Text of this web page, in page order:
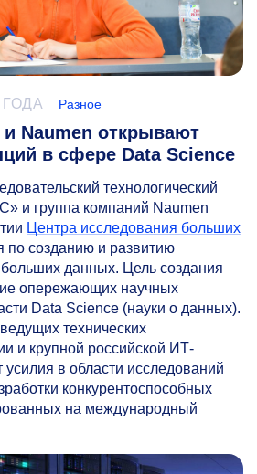
ГОДА Разное
Naumen открывают
в сфере Data Science
технологический
и группа компаний Naumen
Центра исследования больших
по созданию и развитию
данных. Цель создания
опережающих научных
Data Science (науки о данных).
технических
и крупной российской ИТ-
в области исследований
конкурентоспособных
на международный